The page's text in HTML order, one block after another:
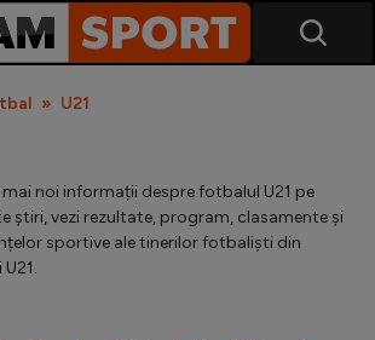
U21
mai noi informații despre fotbalul U21 pe
știri, vezi rezultate, program, clasamente și
sportive ale tinerilor fotbaliști din